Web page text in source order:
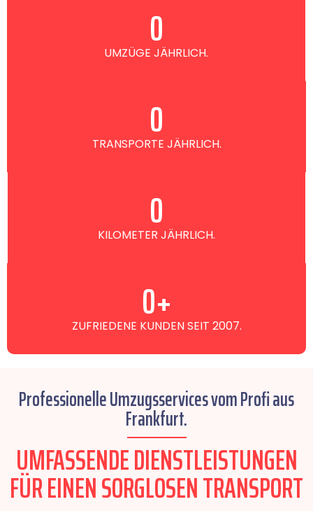
UMZÜGE JÄHRLICH.
0
TRANSPORTE JÄHRLICH.
0
KILOMETER JÄHRLICH.
0
ZUFRIEDENE KUNDEN SEIT 2007.
0+
Professionelle Umzugsservices vom Profi aus
Frankfurt.
UMFASSENDE DIENSTLEISTUNGEN
FÜR EINEN SORGLOSEN TRANSPORT